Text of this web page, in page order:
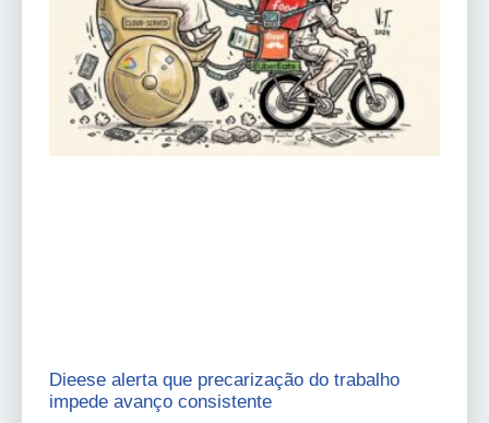
Dieese alerta que precarização do trabalho
impede avanço consistente